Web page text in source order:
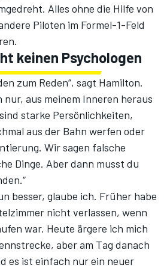
Alles ohne die Hilfe von
Piloten im Formel-1-Feld
keinen Psychologen
zum Reden“, sagt Hamilton.
nur, aus meinem Inneren heraus
starke Persönlichkeiten,
aus der Bahn werfen oder
Wir sagen falsche
Dinge. Aber dann musst du
besser, glaube ich. Früher habe
nicht verlassen, wenn
war. Heute ärgere ich mich
aber am Tag danach
es ist einfach nur ein neuer